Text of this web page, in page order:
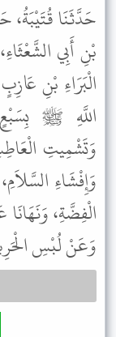
حَدَّثَنَا
بْنِ أَبِي
الْبَرَاءِ بْنِ
اللَّهِ ﷺ بِسَبْعٍ
وَتَشْمِيتِ
وَإِفْشَاءِ
الْفِضَّةِ،
وَعَنْ لُبْسِ